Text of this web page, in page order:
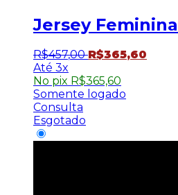
Jersey
R$457,00 R$365,60
3x
No pix R$365,60
Somente logado
Consulta
Esgotado